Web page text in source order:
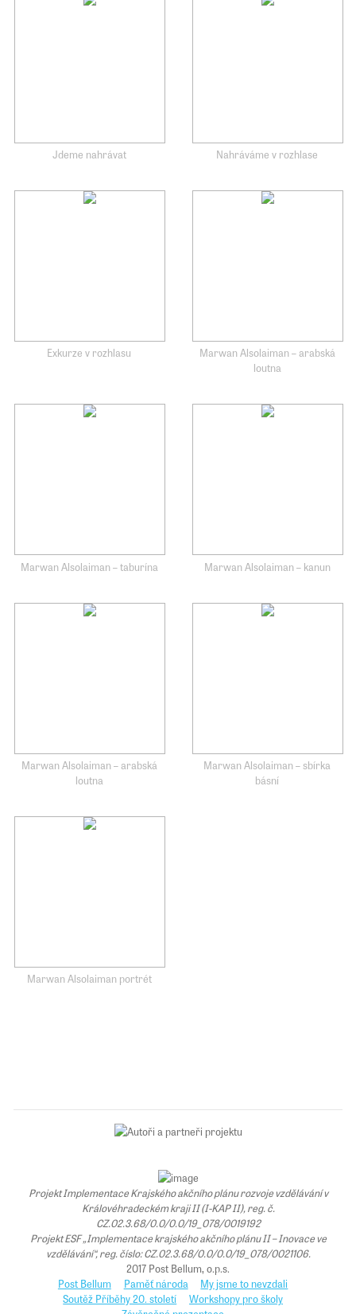
Jdeme nahrávat Nahráváme v rozhlase
Exkurze v rozhlasu
Marwan Alsolaiman – arabská
loutna
Marwan Alsolaiman – taburína Marwan Alsolaiman – kanun
Marwan Alsolaiman – arabská
loutna
Marwan Alsolaiman – sbírka
básní
Marwan Alsolaiman portrét
Projekt Implementace Krajského akčního plánu rozvoje vzdělávání v
Královéhradeckém kraji II (I-KAP II), reg. č.
CZ.02.3.68/0.0/0.0/19_078/0019192
Projekt ESF „Implementace krajského akčního plánu II – Inovace ve
vzdělávání“, reg. číslo: CZ.02.3.68/0.0/0.0/19_078/0021106.
2017 Post Bellum, o.p.s.
Post Bellum
Paměť národa
My jsme to nevzdali
Soutěž Příběhy 20. století
Workshopy pro školy